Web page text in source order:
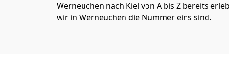
Werneuchen nach Kiel von A bis Z bereits
wir in Werneuchen die Nummer eins sind.